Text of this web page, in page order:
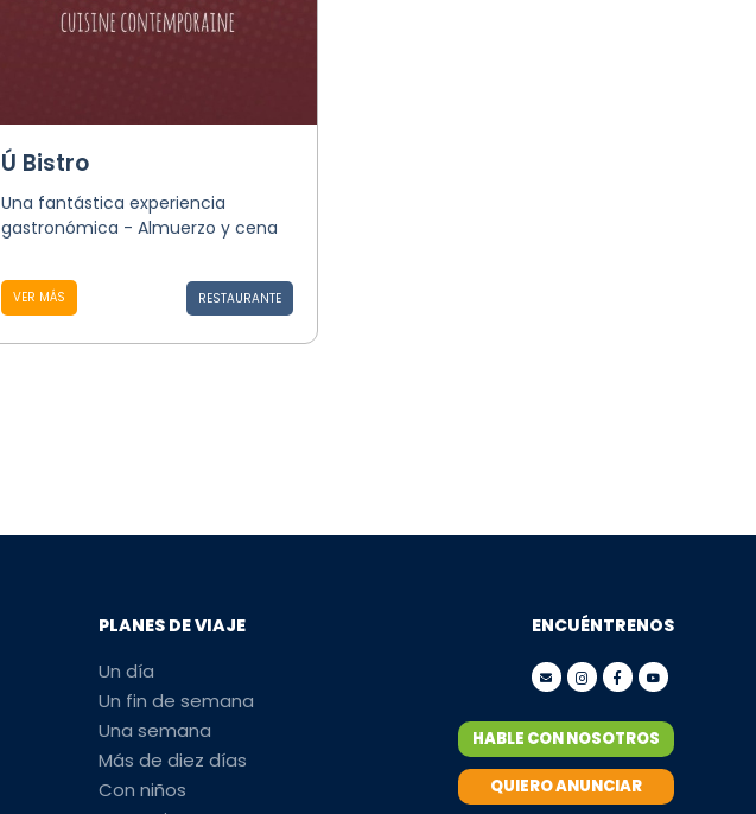
Ú Bistro
Una fantástica experiencia
gastronómica - Almuerzo y cena
VER MÁS RESTAURANTE
PLANES DE VIAJE
Un día
Un fin de semana
Una semana
Más de diez días
Con niños
ENCUÉNTRENOS
HABLE CON NOSOTROS
QUIERO ANUNCIAR